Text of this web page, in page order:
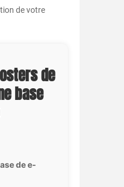
de votre
de
base
de e-